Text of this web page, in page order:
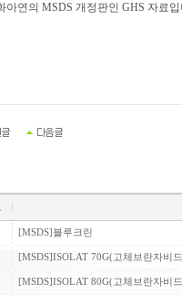
아연의 MSDS 개정판인 GHS 자료
[MSDS]블루크린
[MSDS]ISOLAT 70G(고체브란자비
[MSDS]ISOLAT 80G(고체브란자비